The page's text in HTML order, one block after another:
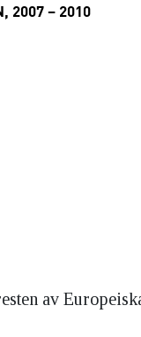
2007 – 2010
av